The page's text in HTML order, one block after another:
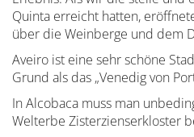
Quinta erreicht hatten,
über die Weinberge und dem
Aveiro ist eine sehr schöne
Grund als das „Venedig von
In Alcobaca muss man
Welterbe Zisterzienserkloster